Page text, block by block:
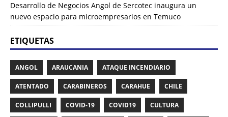
Desarrollo de Negocios Angol de Sercotec inaugura un
nuevo espacio para microempresarios en Temuco
ETIQUETAS
ANGOL ARAUCANIA ATAQUE INCENDIARIO
ATENTADO CARABINEROS CARAHUE CHILE
COLLIPULLI COVID-19 COVID19 CULTURA